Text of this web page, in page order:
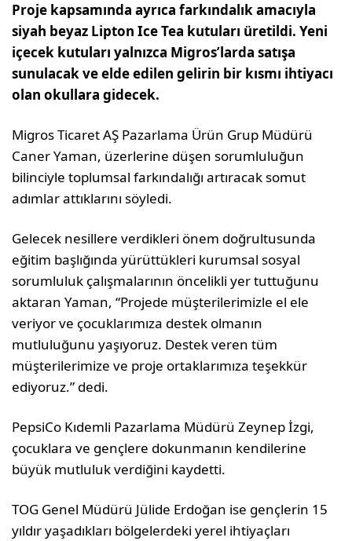
Proje kapsamında ayrıca farkındalık amacıyla
siyah beyaz Lipton Ice Tea kutuları üretildi. Yeni
içecek kutuları yalnızca Migros’larda satışa
sunulacak ve elde edilen gelirin bir kısmı ihtiyacı
olan okullara gidecek.
Migros Ticaret AŞ Pazarlama Ürün Grup Müdürü
Caner Yaman, üzerlerine düşen sorumluluğun
bilinciyle toplumsal farkındalığı artıracak somut
adımlar attıklarını söyledi.
Gelecek nesillere verdikleri önem doğrultusunda
eğitim başlığında yürüttükleri kurumsal sosyal
sorumluluk çalışmalarının öncelikli yer tuttuğunu
aktaran Yaman, “Projede müşterilerimizle el ele
veriyor ve çocuklarımıza destek olmanın
mutluluğunu yaşıyoruz. Destek veren tüm
müşterilerimize ve proje ortaklarımıza teşekkür
ediyoruz.” dedi.
PepsiCo Kıdemli Pazarlama Müdürü Zeynep İzgi,
çocuklara ve gençlere dokunmanın kendilerine
büyük mutluluk verdiğini kaydetti.
TOG Genel Müdürü Jülide Erdoğan ise gençlerin 15
yıldır yaşadıkları bölgelerdeki yerel ihtiyaçları